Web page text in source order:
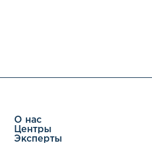
О нас
Центры
Эксперты